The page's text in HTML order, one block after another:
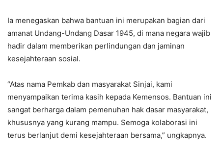
Ia menegaskan bahwa bantuan ini merupakan bagian dari
amanat Undang-Undang Dasar 1945, di mana negara wajib
hadir dalam memberikan perlindungan dan jaminan
kesejahteraan sosial.
“Atas nama Pemkab dan masyarakat Sinjai, kami
menyampaikan terima kasih kepada Kemensos. Bantuan ini
sangat berharga dalam pemenuhan hak dasar masyarakat,
khususnya yang kurang mampu. Semoga kolaborasi ini
terus berlanjut demi kesejahteraan bersama,” ungkapnya.